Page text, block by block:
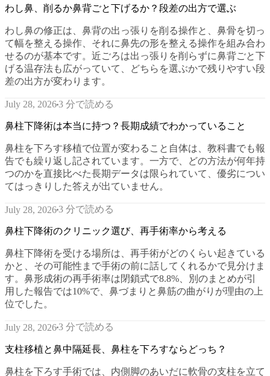
わし鼻、削るか鼻背ごと下げるか？段差の出方で選ぶ
わし鼻の修正は、鼻背の出っ張りを削る操作と、鼻骨を切っ
て幅を整える操作、それに鼻先の形を整える操作を組み合わ
せるのが基本です。近ごろは出っ張りを削らずに鼻背ごと下
げる温存法も広がっていて、どちらを選ぶかで残りやすい段
差の出方が変わります。
July 28, 20263 分で読める
鼻柱下降術は本当に持つ？長期成績でわかっていること
鼻柱を下ろす移植で位置が変わること自体は、教科書でも報
告でも繰り返し記されています。一方で、どの方法が何年持
つのかを直接比べた長期データは限られていて、優劣につい
てはっきりした答えが出ていません。
July 28, 20263 分で読める
鼻柱下降術のクリニック選び、再手術率から考える
鼻柱下降術を受ける場所は、再手術がどのくらい起きている
かと、その可能性まで手術の前に話してくれるかで見分けま
す。鼻形成術の再手術率は閉鎖式で8.8%、別のまとめが引
用した報告では10%で、鼻づまりと鼻筋の曲がりが理由の上
位でした。
July 28, 20263 分で読める
支柱移植と鼻中隔延長、鼻柱を下ろすならどっち？
鼻柱を下ろす手術では、内側脚のあいだに軟骨の支柱を立て